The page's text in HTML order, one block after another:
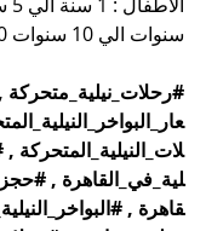
سنوات الي 10 سنوات 50%
#رحلات_نيلية_متحركة ,
لات_النيلية_المتحركة ,
لية_في_القاهرة ,
قاهرة ,